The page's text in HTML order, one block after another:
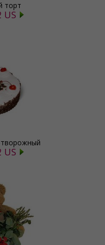
торт
US
US